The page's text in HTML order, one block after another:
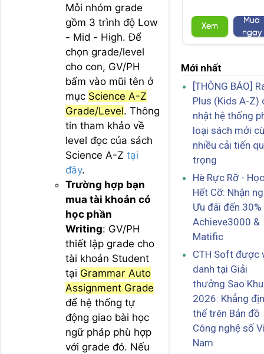
Mỗi nhóm grade
gồm 3 trình độ Low
- Mid - High. Để
chọn grade/level
cho con, GV/PH
bấm vào mũi tên ở
mục Science A-Z
Grade/Level. Thông
tin tham khảo về
level đọc của sách
Science A-Z tại
đây.
Trường hợp bạn
mua tài khoản có
học phần
Writing: GV/PH
thiết lập grade cho
tài khoản Student
tại Grammar Auto
Assignment Grade
để hệ thống tự
động giao bài học
ngữ pháp phù hợp
với grade đó. Nếu
Xem
Mua
ngay
Mới nhất
[THÔNG BÁO]
Plus (Kids A-Z)
nhật hệ thống
loại sách mới
nhiều cải tiến
trọng
Hè Rực Rỡ - Học
Hết Cỡ: Nhận
Ưu đãi đến
Achieve3000 &
Matific
CTH Soft được
danh tại Giải
thưởng Sao
2026: Khẳng
thế trên Bản đồ
Công nghệ số
Nam